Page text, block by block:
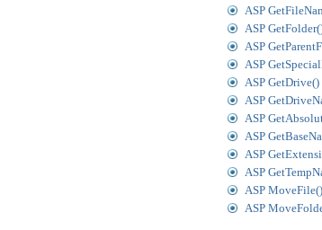
ASP
ASP
ASP
ASP
ASP
ASP
ASP
ASP
ASP
ASP
ASP
ASP